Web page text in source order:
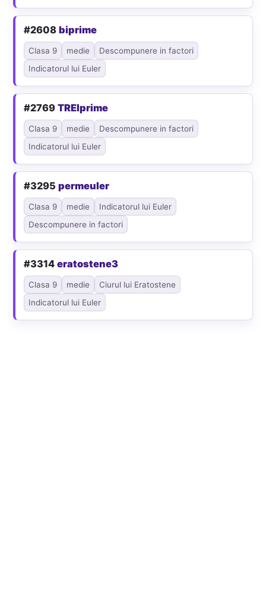
#2608biprime
Clasa 9 medie
Descompunere in factori
Indicatorul lui Euler
#2769TREIprime
Clasa 9 medie
Descompunere in factori
Indicatorul lui Euler
#3295permeuler
Clasa 9 medie
Indicatorul lui Euler
Descompunere in factori
#3314eratostene3
Clasa 9 medie
Ciurul lui Eratostene
Indicatorul lui Euler